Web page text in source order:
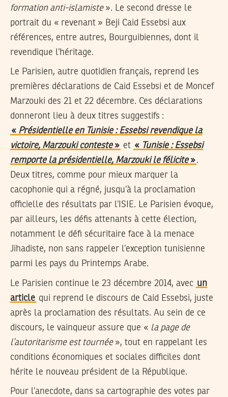
formation anti-islamiste». Le second dresse le
portrait du « revenant » Beji Caid Essebsi aux
références, entre autres, Bourguibiennes, dont il
revendique l’héritage.
Le Parisien, autre quotidien français, reprend les
premières déclarations de Caid Essebsi et de Moncef
Marzouki des 21 et 22 décembre. Ces déclarations
donneront lieu à deux titres suggestifs :
« Présidentielle en Tunisie : Essebsi revendique la
victoire, Marzouki conteste» et « Tunisie : Essebsi
remporte la présidentielle, Marzouki le félicite».
Deux titres, comme pour mieux marquer la
cacophonie qui a régné, jusqu’à la proclamation
officielle des résultats par l’ISIE. Le Parisien évoque,
par ailleurs, les défis attenants à cette élection,
notamment le défi sécuritaire face à la menace
Jihadiste, non sans rappeler l’exception tunisienne
parmi les pays du Printemps Arabe.
Le Parisien continue le 23 décembre 2014, avec un
article qui reprend le discours de Caid Essebsi, juste
après la proclamation des résultats. Au sein de ce
discours, le vainqueur assure que « la page de
l’autoritarisme est tournée », tout en rappelant les
conditions économiques et sociales difficiles dont
hérite le nouveau président de la République.
Pour l’anecdote, dans sa cartographie des votes par